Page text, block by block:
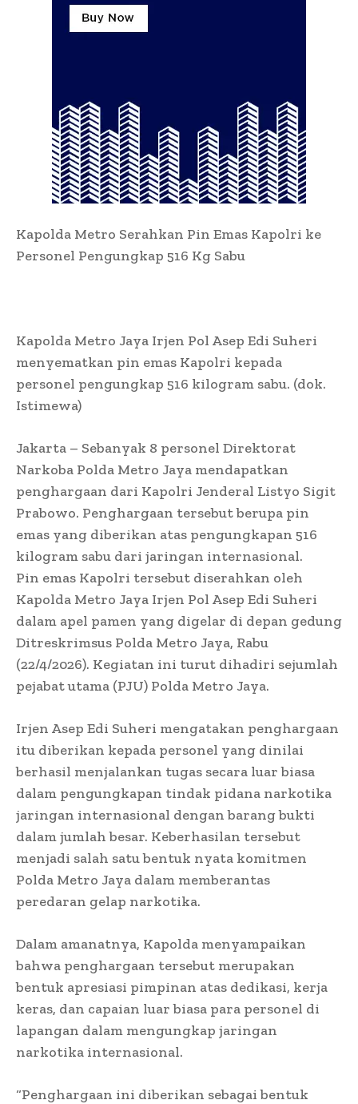
Kapolda Metro Serahkan Pin Emas Kapolri ke
Personel Pengungkap 516 Kg Sabu
Kapolda Metro Jaya Irjen Pol Asep Edi Suheri
menyematkan pin emas Kapolri kepada
personel pengungkap 516 kilogram sabu. (dok.
Istimewa)
Jakarta – Sebanyak 8 personel Direktorat
Narkoba Polda Metro Jaya mendapatkan
penghargaan dari Kapolri Jenderal Listyo Sigit
Prabowo. Penghargaan tersebut berupa pin
emas yang diberikan atas pengungkapan 516
kilogram sabu dari jaringan internasional.
Pin emas Kapolri tersebut diserahkan oleh
Kapolda Metro Jaya Irjen Pol Asep Edi Suheri
dalam apel pamen yang digelar di depan gedung
Ditreskrimsus Polda Metro Jaya, Rabu
(22/4/2026). Kegiatan ini turut dihadiri sejumlah
pejabat utama (PJU) Polda Metro Jaya.
Irjen Asep Edi Suheri mengatakan penghargaan
itu diberikan kepada personel yang dinilai
berhasil menjalankan tugas secara luar biasa
dalam pengungkapan tindak pidana narkotika
jaringan internasional dengan barang bukti
dalam jumlah besar. Keberhasilan tersebut
menjadi salah satu bentuk nyata komitmen
Polda Metro Jaya dalam memberantas
peredaran gelap narkotika.
Dalam amanatnya, Kapolda menyampaikan
bahwa penghargaan tersebut merupakan
bentuk apresiasi pimpinan atas dedikasi, kerja
keras, dan capaian luar biasa para personel di
lapangan dalam mengungkap jaringan
narkotika internasional.
“Penghargaan ini diberikan sebagai bentuk